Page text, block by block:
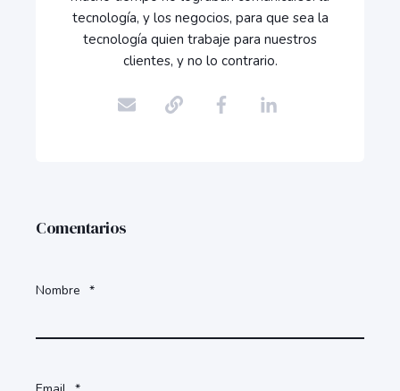
tecnología, y los negocios, para que sea la
tecnología quien trabaje para nuestros
clientes, y no lo contrario.
Comentarios
Nombre *